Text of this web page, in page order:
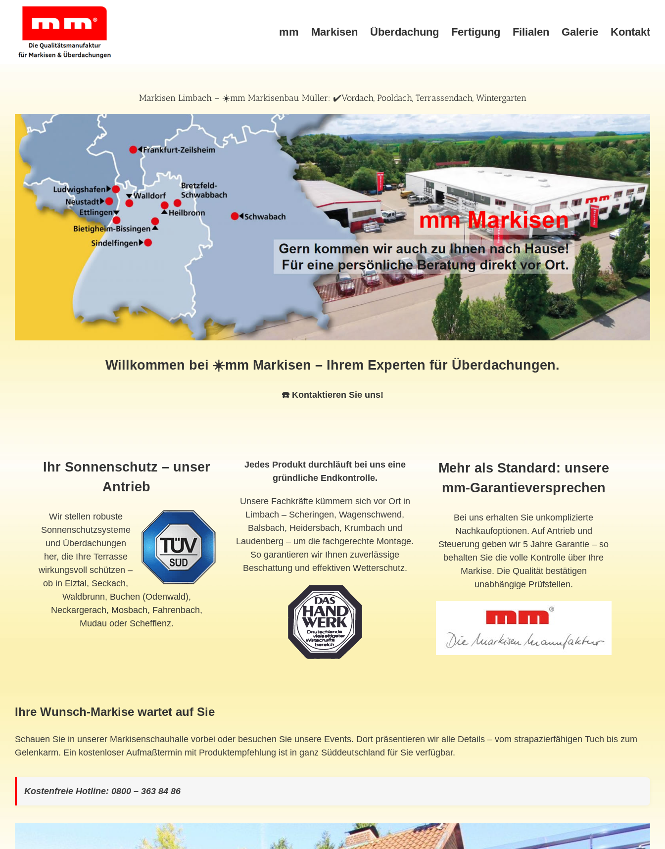
mm Markisen Überdachung Fertigung Filialen Galerie Kontakt
Markisen Limbach – ☀️mm Markisenbau Müller: ✔️Vordach, Pooldach, Terrassendach, Wintergarten
Willkommen bei ☀️mm Markisen – Ihrem Experten für Überdachungen.
☎️ Kontaktieren Sie uns!
Ihr Sonnenschutz – unser
Antrieb
Wir stellen robuste
Sonnenschutzsysteme
und Überdachungen
her, die Ihre Terrasse
wirkungsvoll schützen –
ob in Elztal , Seckach,
Waldbrunn, Buchen (Odenwald),
Neckargerach, Mosbach, Fahrenbach,
Mudau oder Schefflenz.
Jedes Produkt durchläuft bei uns eine
gründliche Endkontrolle.
Unsere Fachkräfte kümmern sich vor Ort in
Limbach – Scheringen, Wagenschwend,
Balsbach, Heidersbach, Krumbach und
Laudenberg – um die fachgerechte Montage.
So garantieren wir Ihnen zuverlässige
Beschattung und effektiven Wetterschutz.
Mehr als Standard: unsere
mm-Garantieversprechen
Bei uns erhalten Sie unkomplizierte
Nachkaufoptionen. Auf Antrieb und
Steuerung geben wir 5 Jahre Garantie – so
behalten Sie die volle Kontrolle über Ihre
Markise. Die Qualität bestätigen
unabhängige Prüfstellen.
Ihre Wunsch-Markise wartet auf Sie
Schauen Sie in unserer Markisenschauhalle vorbei oder besuchen Sie unsere Events. Dort präsentieren wir alle Details – vom strapazierfähigen Tuch bis zum
Gelenkarm. Ein kostenloser Aufmaßtermin mit Produktempfehlung ist in ganz Süddeutschland für Sie verfügbar.
Kostenfreie Hotline: 0800 – 363 84 86